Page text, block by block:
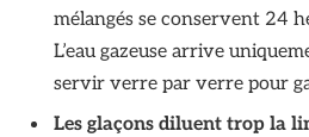
mélangés se conservent 24
L’eau gazeuse arrive
servir verre par verre pour
Les glaçons diluent trop la